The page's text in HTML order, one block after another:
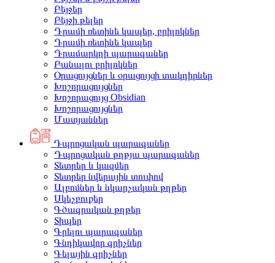
Բեյջեր
Բեյջի թելեր
Դրամի ռետինե կապեր, բրիլոկներ
Դրամի ռետինե կապեր
Դրամարկղի պարագաներ
Բանալու բրիլոկներ
Օրացույցներ և օրացույցի տակդիրներ
Խոշորացույցներ
Խոշորացույց Obsidian
Խոշորացույցներ
Մատյաններ
Դպրոցական պարագաներ
Դպրոցական թղթյա պարագաներ
Տետրեր և կազմեր
Տետրեր նվերային տուփով
Ալբոմներ և նկարչական թղթեր
Սկեչբուքեր
Գծագրական թղթեր
Տիպեր
Գրելու պարագաներ
Գնդիկավոր գրիչներ
Գելային գրիչներ